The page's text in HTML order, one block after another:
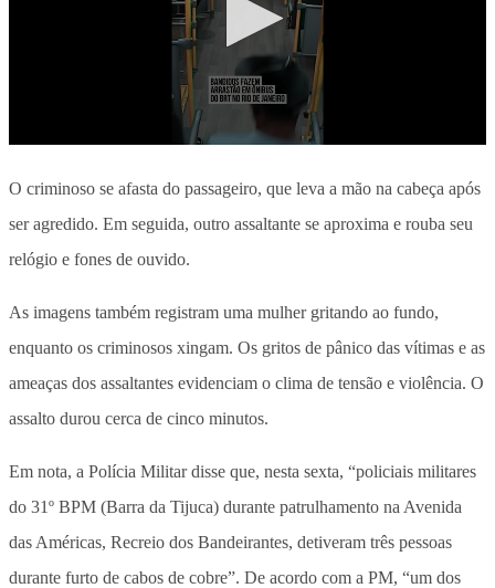
O criminoso se afasta do passageiro, que leva a mão na cabeça após
ser agredido. Em seguida, outro assaltante se aproxima e rouba seu
relógio e fones de ouvido.
As imagens também registram uma mulher gritando ao fundo,
enquanto os criminosos xingam. Os gritos de pânico das vítimas e as
ameaças dos assaltantes evidenciam o clima de tensão e violência. O
assalto durou cerca de cinco minutos.
Em nota, a Polícia Militar disse que, nesta sexta, “policiais militares
do 31º BPM (Barra da Tijuca) durante patrulhamento na Avenida
das Américas, Recreio dos Bandeirantes, detiveram três pessoas
durante furto de cabos de cobre”. De acordo com a PM, “um dos